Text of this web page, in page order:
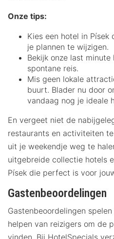
Onze tips:
Kies een hotel in
je plannen te wijzigen.
Bekijk onze last
spontane reis.
Mis geen lokale
buurt. Blader nu door
vandaag nog je ideale
En vergeet niet de
restaurants en activiteiten
uit je weekendje weg te
uitgebreide collectie hotels
Písek die perfect is voor
Gastenbeoordelingen
Gastenbeoordelingen
helpen van reizigers om de